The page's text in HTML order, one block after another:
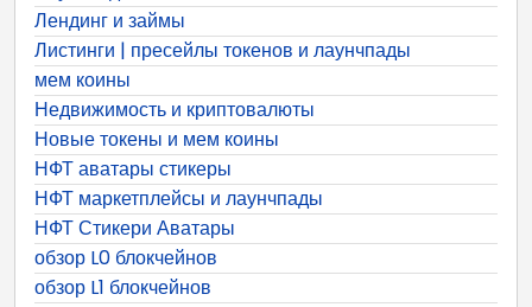
Лендинг и займы
Листинги | пресейлы токенов и лаунчпады
мем коины
Недвижимость и криптовалюты
Новые токены и мем коины
НФТ аватары стикеры
НФТ маркетплейсы и лаунчпады
НФТ Стикери Аватары
обзор L0 блокчейнов
обзор L1 блокчейнов